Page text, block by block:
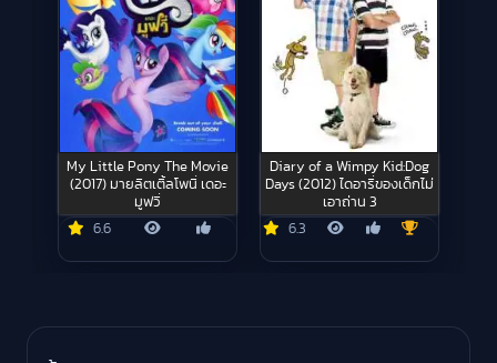
My Little Pony The Movie
(2017) มายลิตเติ้ลโพนี่ เดอะ
มูฟวี่
6.6
Diary of a Wimpy Kid:Dog
Days (2012) ไดอารี่ของเด็กไม่
เอาถ่าน 3
6.3